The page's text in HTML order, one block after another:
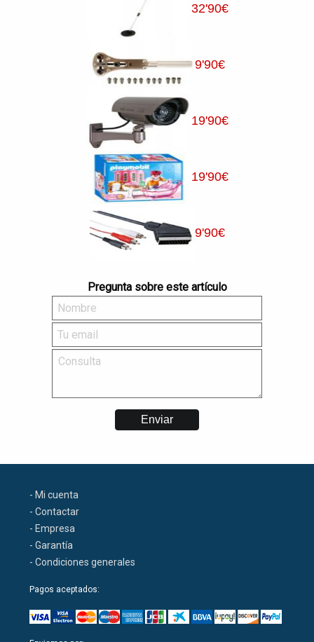
32'90€
9'90€
19'90€
19'90€
9'90€
Pregunta sobre este artículo
- Mi cuenta
- Contactar
- Empresa
- Garantía
- Condiciones generales
Pagos aceptados: